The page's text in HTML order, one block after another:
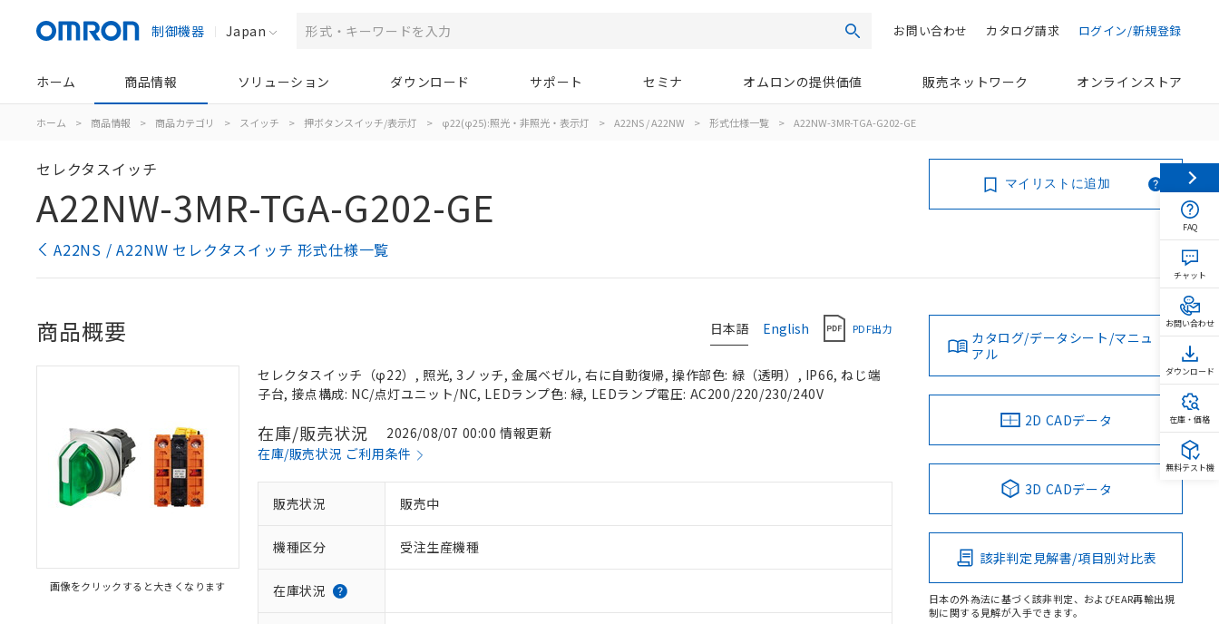
制御機器 Japan 検索 ログイン/新規登録
カタログ請求
お問い合わせ
ホーム 商品情報 ソリューション ダウンロード サポート セミナ オムロンの提供価値 販売ネットワーク オンラインストア
ホーム > 商品情報 > 商品カテゴリ > スイッチ > 押ボタンスイッチ/表示灯 > φ22(φ25):照光・非照光・表示灯 > A22NS / A22NW > 形式仕様一覧 > A22NW-3MR-TGA-G202-GE
セレクタスイッチ
A22NW-3MR-TGA-G202-GE
A22NS / A22NW セレクタスイッチ 形式仕様一覧
マイリストに追加
日本語 English PDF出力
商品概要
画像をクリックすると大きくなります
セレクタスイッチ（φ22）, 照光, 3ノッチ, 金属ベゼル, 右に自動復帰, 操作部色: 緑（透明）, IP66, ねじ端
子台, 接点構成: NC/点灯ユニット/NC, LEDランプ色: 緑, LEDランプ電圧: AC200/220/230/240V
在庫/販売状況
2026/08/07 00:00 情報更新
在庫/販売状況 ご利用条件
販売状況 販売中
機種区分 受注生産機種
在庫状況
カタログ/データシート/マニュ
アル
2D CADデータ
3D CADデータ
該非判定見解書/項目別対比表
日本の外為法に基づく該非判定、およびEAR再輸出規
制に関する見解が入手できます。
FAQ
チャット
お問い合わせ
ダウンロード
在庫・価格
無料テスト機